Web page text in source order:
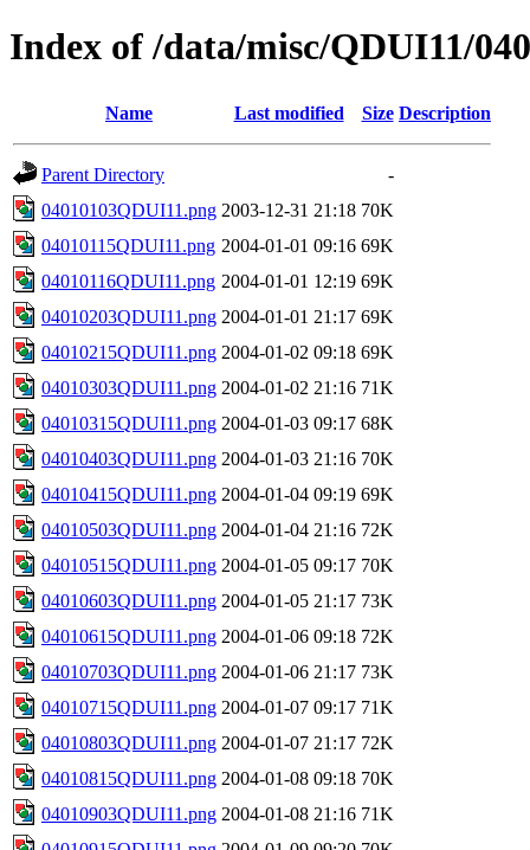
Index of /data/misc/QDUI11/
Name Last modified Size Description
Parent Directory
-
04010103QDUI11.png 2003-12-31 21:18 70K
04010115QDUI11.png 2004-01-01 09:16 69K
04010116QDUI11.png 2004-01-01 12:19 69K
04010203QDUI11.png 2004-01-01 21:17 69K
04010215QDUI11.png 2004-01-02 09:18 69K
04010303QDUI11.png 2004-01-02 21:16 71K
04010315QDUI11.png 2004-01-03 09:17 68K
04010403QDUI11.png 2004-01-03 21:16 70K
04010415QDUI11.png 2004-01-04 09:19 69K
04010503QDUI11.png 2004-01-04 21:16 72K
04010515QDUI11.png 2004-01-05 09:17 70K
04010603QDUI11.png 2004-01-05 21:17 73K
04010615QDUI11.png 2004-01-06 09:18 72K
04010703QDUI11.png 2004-01-06 21:17 73K
04010715QDUI11.png 2004-01-07 09:17 71K
04010803QDUI11.png 2004-01-07 21:17 72K
04010815QDUI11.png 2004-01-08 09:18 70K
04010903QDUI11.png 2004-01-08 21:16 71K